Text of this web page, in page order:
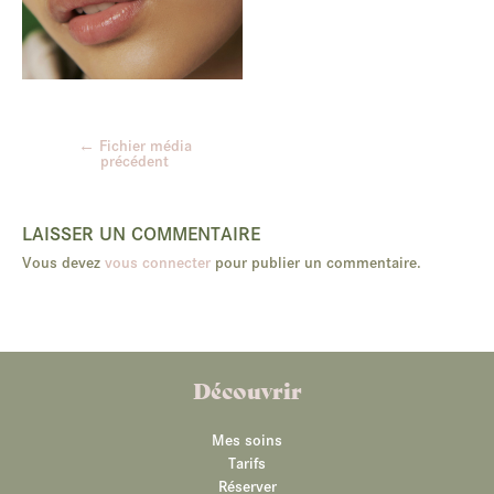
Navigation
← Fichier média
précédent
LAISSER UN COMMENTAIRE
Vous devez vous connecter pour publier un commentaire.
Découvrir
Mes soins
Tarifs
Réserver